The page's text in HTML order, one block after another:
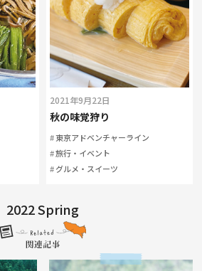
2021年9月22日
秋の味覚狩り
東京アドベンチャーライン
旅行・イベント
グルメ・スイーツ
2022 Spring